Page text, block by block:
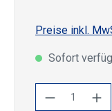
Preise inkl.
Sofort
Produkt